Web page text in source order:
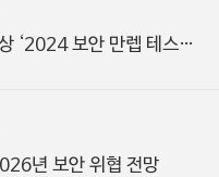
7월 정보보호의 달 맞이 대국민 대상 ‘2024 보안 만렙 테스트’ 결과 발표
년 보안 위협 전망